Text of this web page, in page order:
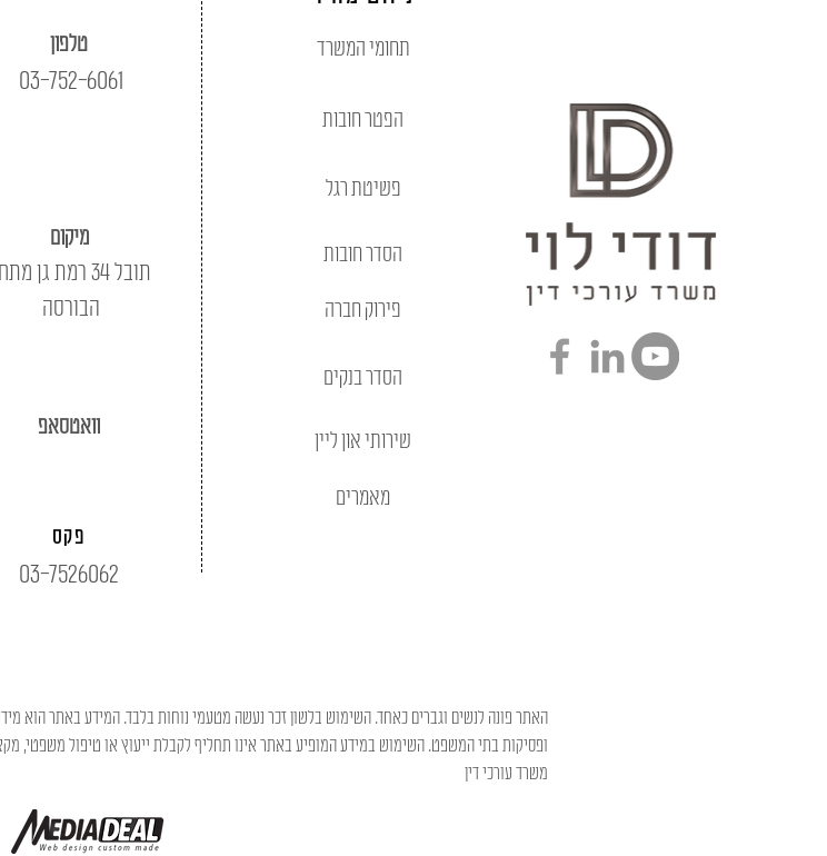
טלפון
03-752-6061
מיקום
תובל 34 רמת גן
הבורסה
וואטסאפ
פקס
03-7526062
תחומי המשרד
הפטר חובות
פשיטת רגל
הסדר חובות
פירוק חברה
הסדר בנקים
שירותי און ליין
מאמרים
האתר פונה לנשים וגברים כאחד. השימוש בלשון זכר נעשה מטעמי נוחות בלבד. המידע באתר הוא
ופסיקות בתי המשפט. השימוש במידע המופיע באתר אינו תחליף לקבלת ייעוץ או טיפול משפטי,
משרד עורכי דין